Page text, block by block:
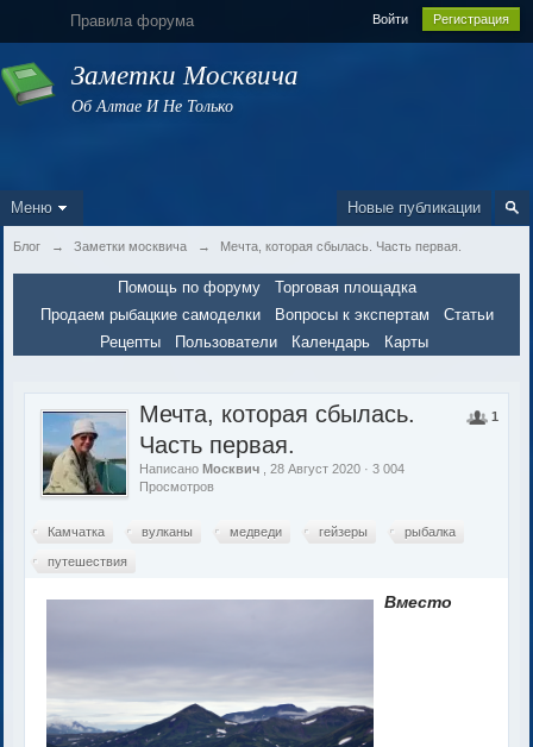
Правила форума Войти Регистрация
Заметки Москвича
Об Алтае И Не Только
Новые публикации
Меню
Блог → Заметки москвича → Мечта, которая сбылась. Часть первая.
Помощь по форуму
Торговая площадка
Продаем рыбацкие самоделки
Вопросы к экспертам
Статьи
Рецепты
Пользователи Календарь Карты
1
Мечта, которая сбылась.
Часть первая.
НаписаноМосквич
, 28 Август 2020 · 3 004
Просмотров
Камчатка вулканы медведи гейзеры рыбалка
путешествия
Вместо